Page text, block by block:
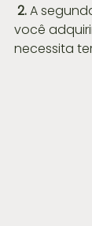
2. A
você
necessita